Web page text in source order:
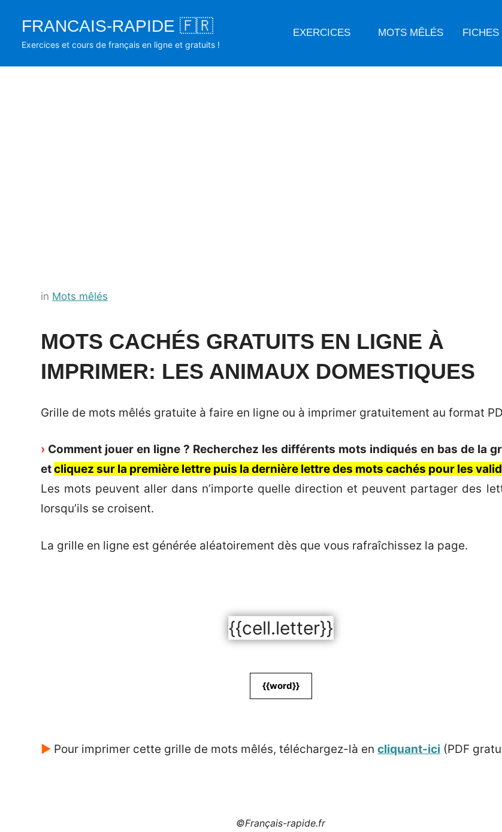
content
FRANCAIS-RAPIDE 🇫🇷
Exercices et cours de français en ligne et gratuits !
EXERCICES MOTS MÊLÉS
Posted
août
2022
by
in Mots mêlés
MOTS CACHÉS GRATUITS EN LIGNE À
IMPRIMER: LES ANIMAUX DOMESTIQUES
Grille de mots mêlés gratuite à faire en ligne ou à imprimer gratuitement au format
› Comment jouer en ligne ? Recherchez les différents mots indiqués en bas de la
etcliquez sur la première lettre puis la dernière lettre des mots cachés pour les
Les mots peuvent aller dans n’importe quelle direction et peuvent partager des
lorsqu’ils se croisent.
La grille en ligne est générée aléatoirement dès que vous rafraîchissez la page.
{{cell.letter}}
{{word}}
► Pour imprimer cette grille de mots mêlés, téléchargez-là en cliquant-ici (PDF
©Français-rapide.fr